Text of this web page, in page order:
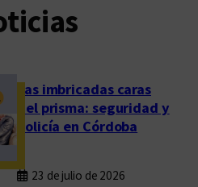
Las imbricadas caras
del prisma: seguridad y
policía en Córdoba
23 de julio de 2026